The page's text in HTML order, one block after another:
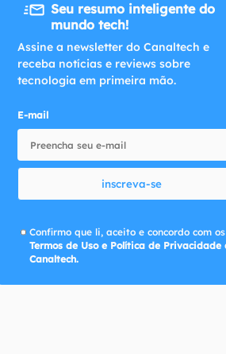
Seu resumo inteligente do
mundo tech!
Assine a newsletter do Canaltech e
receba notícias e reviews sobre
tecnologia em primeira mão.
E-mail
inscreva-se
Confirmo que li, aceito e concordo com os
Termos de Uso e Política de Privacidade
Canaltech.